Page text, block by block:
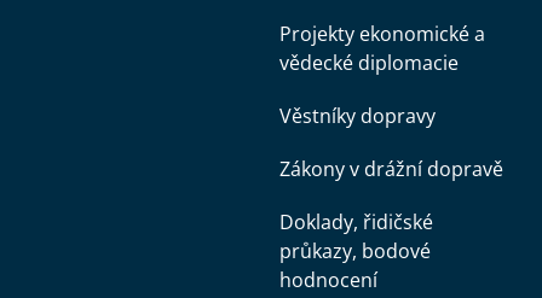
Projekty ekonomické a
vědecké diplomacie
Věstníky dopravy
Zákony v drážní dopravě
Doklady, řidičské
průkazy, bodové
hodnocení